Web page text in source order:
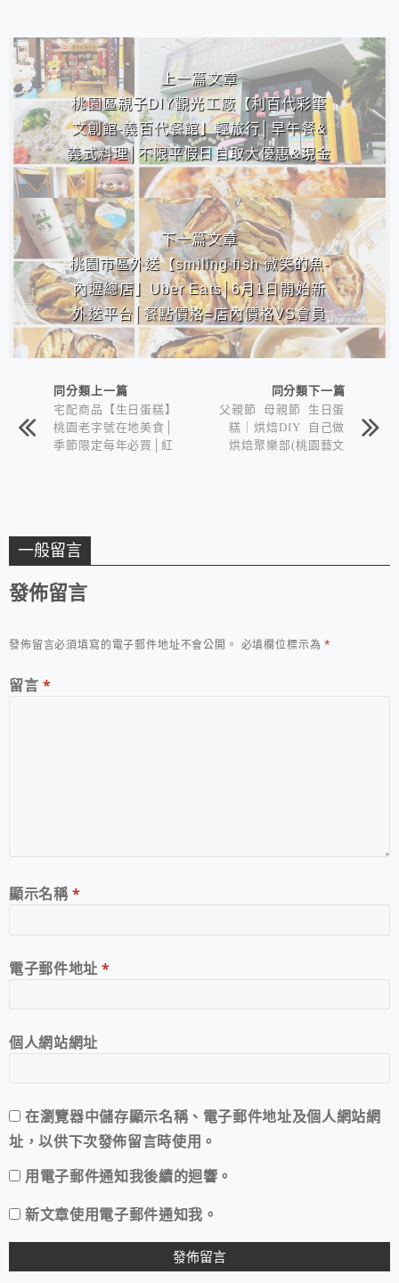
相連文章
上一篇文章
桃園區親子DIY觀光工廠【利百代彩筆
文創館-義百代餐館】輕旅行│早午餐&
義式料理│不限平假日自取大優惠&現金
8折/信用卡85折
下一篇文章
桃園市區外送【smiling fish 微笑的魚-
內壢總店】Uber Eats│6月1日開始新
外送平台│餐點價格=店內價格VS會員
制可累積消費點數
同分類上一篇
宅配商品【生日蛋糕】
桃園老字號在地美食│
季節限定每年必買│紅
同分類下一篇
父親節 母親節 生日蛋
糕｜烘焙DIY 自己做
烘焙聚樂部(桃園藝文
一般留言
發佈留言
發佈留言必須填寫的電子郵件地址不會公開。 必填欄位標示為*
留言 *
顯示名稱*
電子郵件地址*
個人網站網址
在瀏覽器中儲存顯示名稱、電子郵件地址及個人網站網
址，以供下次發佈留言時使用。
用電子郵件通知我後續的迴響。
新文章使用電子郵件通知我。